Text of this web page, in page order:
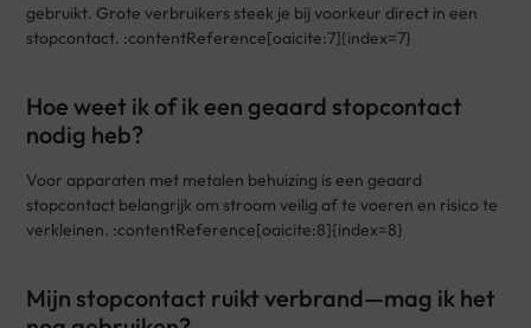
gebruikt. Grote verbruikers steek je bij voorkeur direct in een
stopcontact. :contentReference[oaicite:7]{index=7}
Hoe weet ik of ik een geaard stopcontact
nodig heb?
Voor apparaten met metalen behuizing is een geaard
stopcontact belangrijk om stroom veilig af te voeren en risico te
verkleinen. :contentReference[oaicite:8]{index=8}
Mijn stopcontact ruikt verbrand—mag ik het